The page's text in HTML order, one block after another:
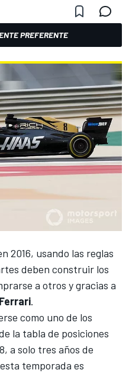
PREFERENTE
2016, usando las reglas
deben construir los
a otros y gracias a
Ferrari.
como uno de los
la tabla de posiciones
a solo tres años de
temporada es